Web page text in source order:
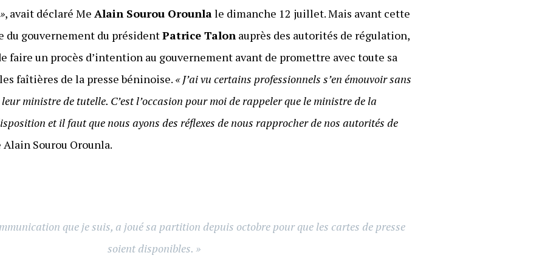
, avait déclaré Me Alain Sourou Orounla le dimanche 12 juillet. Mais avant cette
du gouvernement du présidentPatrice Talon auprès des autorités de régulation,
faire un procès d’intention au gouvernement avant de promettre avec toute sa
faîtières de la presse béninoise. « J’ai vu certains professionnels s’en émouvoir sans
ministre de tutelle. C’est l’occasion pour moi de rappeler que le ministre de la
et il faut que nous ayons des réflexes de nous rapprocher de nos autorités de
Alain Sourou Orounla.
que je suis, a joué sa partition depuis octobre pour que les cartes de presse
soient disponibles. »